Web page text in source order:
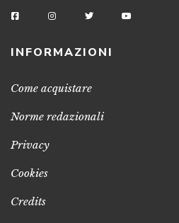
INFORMAZIONI
Come acquistare
Norme redazionali
Privacy
Cookies
Credits